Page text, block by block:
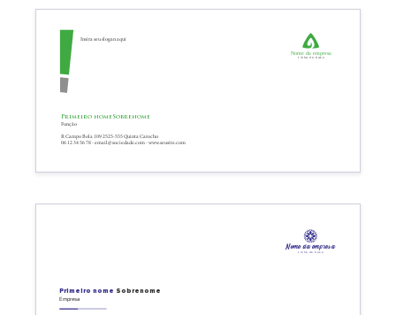
06 12 34 56 78 - email@sociedade.com - www.seusite.com
R Campo Bola 109 2525-555 Quinta Carocho
Primeiro nomeSobrenome
Função
Insira seu slogan aqui
Nome da empresa
Linha de base
Empresa
Primeiro nome Sobrenome
Nome da empresa
Linha de base